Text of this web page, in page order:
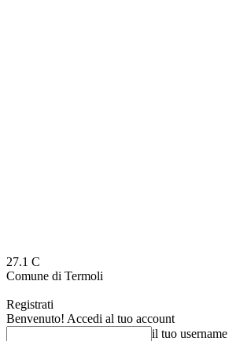
27.1 C
Comune di Termoli
Registrati
Benvenuto! Accedi al tuo account
il tuo username